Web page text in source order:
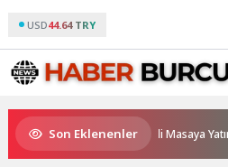
USD44.64 TRY
Son Eklenenler
ve Yatırım Potansiyeli Masaya Yatırıldı